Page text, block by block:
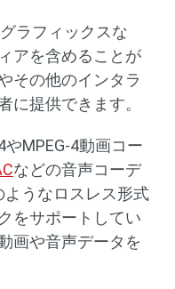
ラフィックスな
アを含めることが
その他のインタラ
に提供できます。
MPEG-4動画コー
などの音声コーデ
ようなロスレス形式
をサポートしてい
画や音声データを